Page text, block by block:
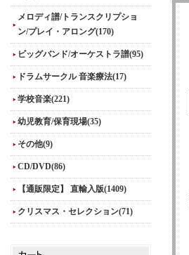
メロディ譜/トランスクリプショ
ン/プレイ・アロング(170)
ビッグバンド/オーケストラ譜(95)
ドラムサークル 音楽療法(17)
学校音楽(221)
幼児教育/保育現場(35)
その他(9)
CD/DVD(86)
【通販限定】 直輸入版(1409)
クリスマス・セレクション(71)